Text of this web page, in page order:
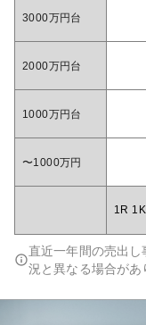
3000万円台
2000万円台
1000万円台
〜1000万円
1R 1K
直近一年間の売出
況と異なる場合があ